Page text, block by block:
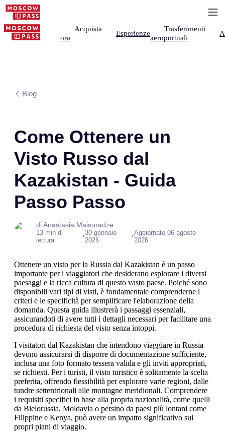
Acquista
ora
Esperienze
Trasferimenti
aeroportuali
Blog
Come Ottenere un
Visto Russo dal
Kazakistan - Guida
Passo Passo
di Anastasia Maisuradze
13 min di
lettura
•30 gennaio
2026
•Aggiornato 06 agosto
2026
Ottenere un visto per la Russia dal Kazakistan è un passo
importante per i viaggiatori che desiderano esplorare i diversi
paesaggi e la ricca cultura di questo vasto paese. Poiché sono
disponibili vari tipi di visti, è fondamentale comprenderne i
criteri e le specificità per semplificare l'elaborazione della
domanda. Questa guida illustrerà i passaggi essenziali,
assicurandoti di avere tutti i dettagli necessari per facilitare una
procedura di richiesta del visto senza intoppi.
I visitatori dal Kazakistan che intendono viaggiare in Russia
devono assicurarsi di disporre di documentazione sufficiente,
inclusa una foto formato tessera valida e gli inviti appropriati,
se richiesti. Per i turisti, il visto turistico è solitamente la scelta
preferita, offrendo flessibilità per esplorare varie regioni, dalle
tundre settentrionali alle montagne meridionali. Comprendere
i requisiti specifici in base alla propria nazionalità, come quelli
da Bielorussia, Moldavia o persino da paesi più lontani come
Filippine e Kenya, può avere un impatto significativo sui
propri piani di viaggio.